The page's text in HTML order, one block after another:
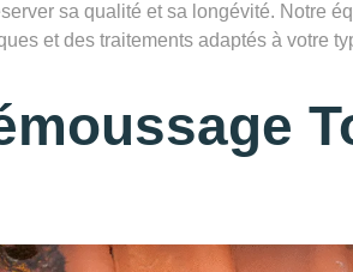
sa qualité et sa longévité. Notre
et des traitements adaptés à votre